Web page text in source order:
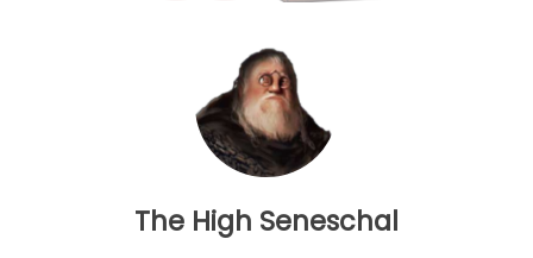
The High Seneschal